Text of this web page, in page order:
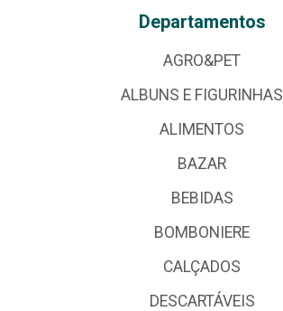
Departamentos
AGRO&PET
ALBUNS E FIGURINHAS
ALIMENTOS
BAZAR
BEBIDAS
BOMBONIERE
CALÇADOS
DESCARTÁVEIS